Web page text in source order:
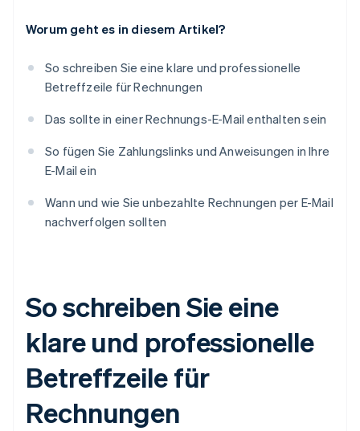
Worum geht es in diesem Artikel?
So schreiben Sie eine klare und professionelle
Betreffzeile für Rechnungen
Das sollte in einer Rechnungs-E-Mail enthalten sein
So fügen Sie Zahlungslinks und Anweisungen in Ihre
E-Mail ein
Wann und wie Sie unbezahlte Rechnungen per E-Mail
nachverfolgen sollten
So schreiben Sie eine
klare und professionelle
Betreffzeile für
Rechnungen